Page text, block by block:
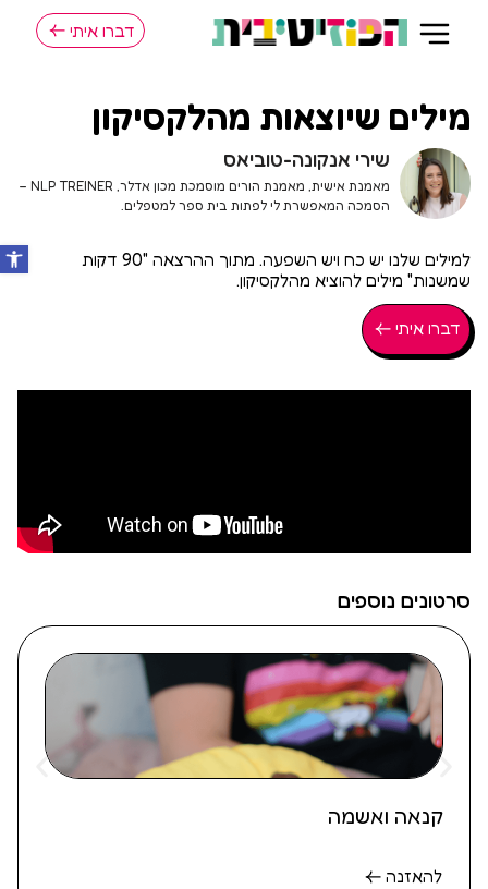
דברו איתי
סרטונים נוספים
קנאה ואשמה
להאזנה
מילים שיוצאות מהלקסיקון
שירי אנקונה-טוביאס
מאמנת אישית, מאמנת הורים מוסמכת מכון אדלר, NLP TREINER –
הסמכה המאפשרת לי לפתות בית ספר למטפלים.
למילים שלנו יש כח ויש השפעה. מתוך ההרצאה "90 דקות
שמשנות" מילים להוציא מהלקסיקון.
דברו איתי